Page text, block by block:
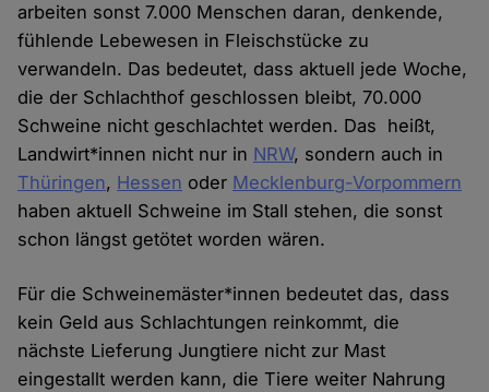
arbeiten sonst 7.000 Menschen daran, denkende,
fühlende Lebewesen in Fleischstücke zu
verwandeln. Das bedeutet, dass aktuell jede Woche,
die der Schlachthof geschlossen bleibt, 70.000
Schweine nicht geschlachtet werden. Das heißt,
Landwirt*innen nicht nur in NRW, sondern auch in
Thüringen, Hessen oder Mecklenburg-Vorpommern
haben aktuell Schweine im Stall stehen, die sonst
schon längst getötet worden wären.
Für die Schweinemäster*innen bedeutet das, dass
kein Geld aus Schlachtungen reinkommt, die
nächste Lieferung Jungtiere nicht zur Mast
eingestallt werden kann, die Tiere weiter Nahrung